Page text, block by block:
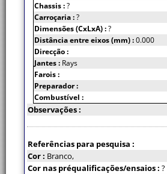
Chassis :?
Carroçaria :?
Dimensões (CxLxA) :?
Distância entre eixos (mm) :0.000
Direcção :
Jantes : Rays
Farois :
Preparador :
Combustível :
Observações :
Referências para pesquisa :
Cor : Branco,
Cor nas préqualificações/ensaios : ?